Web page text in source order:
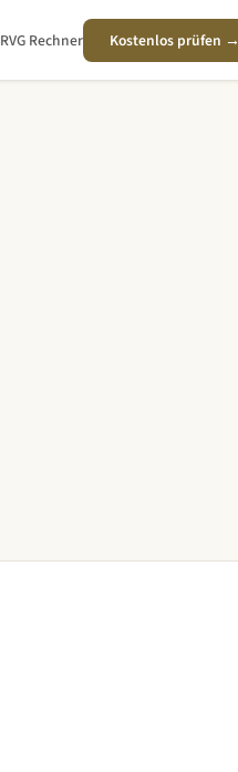
RVG Rechner Kostenlos prüfen →